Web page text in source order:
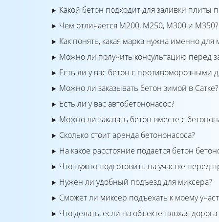
Какой бетон подходит для заливки плиты
Чем отличается М200, М250, М300 и М350?
Как понять, какая марка нужна именно для
Можно ли получить консультацию перед
Есть ли у вас бетон с противоморозными
Можно ли заказывать бетон зимой в Сатке?
Есть ли у вас автобетононасос?
Можно ли заказать бетон вместе с
Сколько стоит аренда бетононасоса?
На какое расстояние подается бетон
Что нужно подготовить на участке перед
Нужен ли удобный подъезд для миксера?
Сможет ли миксер подъехать к моему
Что делать, если на объекте плохая